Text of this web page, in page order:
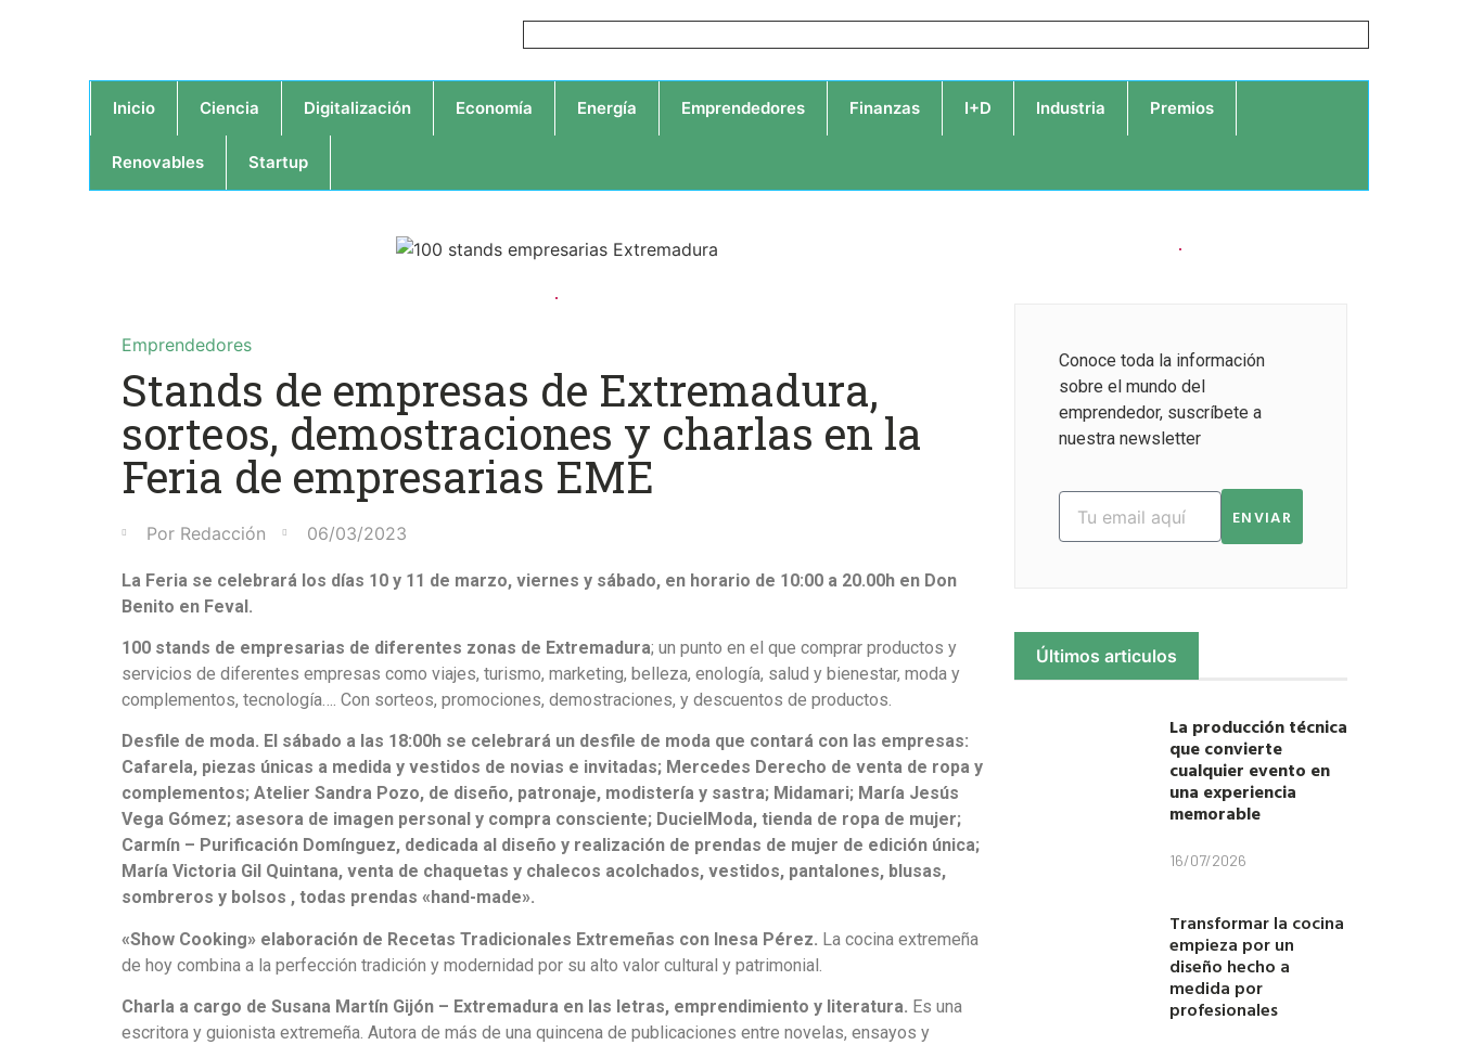
Inicio Ciencia Digitalización Economía Energía Emprendedores Finanzas I+D Industria Premios
Renovables Startup
Emprendedores
Stands de empresas de Extremadura,
sorteos, demostraciones y charlas en la
Feria de empresarias EME
Por Redacción 06/03/2023
La Feria se celebrará los días 10 y 11 de marzo, viernes y sábado, en horario de 10:00 a 20.00h en Don
Benito en Feval.
100 stands de empresarias de diferentes zonas de Extremadura; un punto en el que comprar productos y
servicios de diferentes empresas como viajes, turismo, marketing, belleza, enología, salud y bienestar, moda y
complementos, tecnología…. Con sorteos, promociones, demostraciones, y descuentos de productos.
Desfile de moda. El sábado a las 18:00h se celebrará un desfile de moda que contará con las empresas:
Cafarela, piezas únicas a medida y vestidos de novias e invitadas; Mercedes Derecho de venta de ropa y
complementos; Atelier Sandra Pozo, de diseño, patronaje, modistería y sastra; Midamari; María Jesús
Vega Gómez; asesora de imagen personal y compra consciente; DucielModa, tienda de ropa de mujer;
Carmín – Purificación Domínguez, dedicada al diseño y realización de prendas de mujer de edición única;
María Victoria Gil Quintana, venta de chaquetas y chalecos acolchados, vestidos, pantalones, blusas,
sombreros y bolsos , todas prendas «hand-made».
«Show Cooking» elaboración de Recetas Tradicionales Extremeñas con Inesa Pérez. La cocina extremeña
de hoy combina a la perfección tradición y modernidad por su alto valor cultural y patrimonial.
Charla a cargo de Susana Martín Gijón – Extremadura en las letras, emprendimiento y literatura. Es una
escritora y guionista extremeña. Autora de más de una quincena de publicaciones entre novelas, ensayos y
Conoce toda la información
sobre el mundo del
emprendedor, suscríbete a
nuestra newsletter
ENVIAR
Últimos articulos
La producción técnica
que convierte
cualquier evento en
una experiencia
memorable
16/07/2026
Transformar la cocina
empieza por un
diseño hecho a
medida por
profesionales